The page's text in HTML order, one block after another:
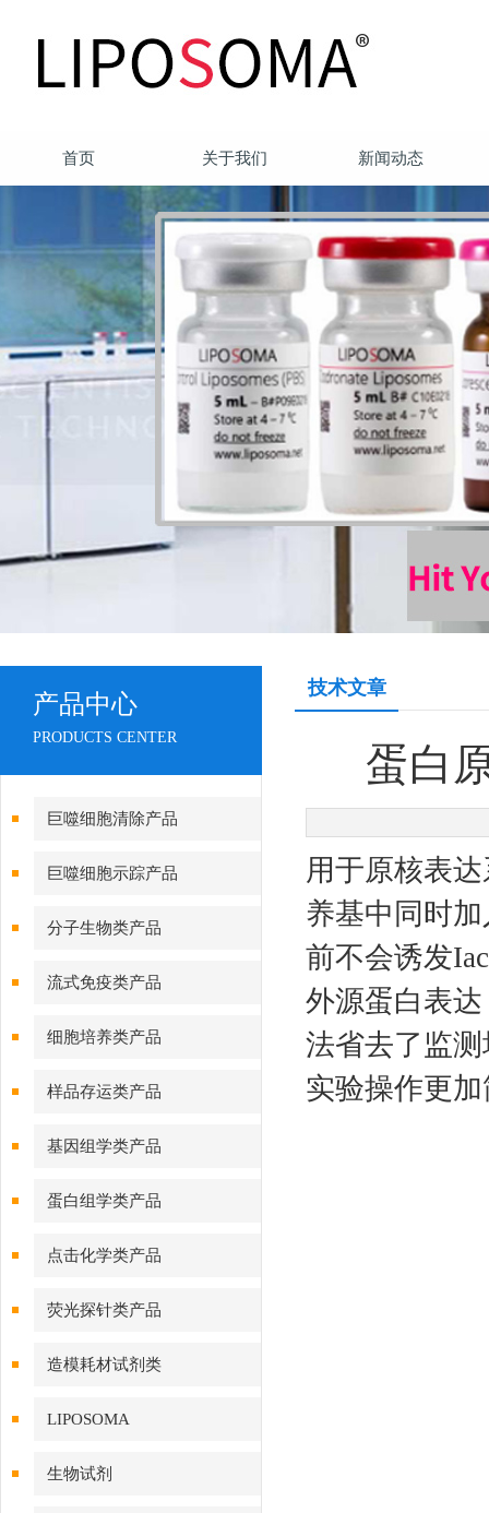
首页 关于我们 新闻动态
产品中心
PRODUCTS CENTER
巨噬细胞清除产品
巨噬细胞示踪产品
分子生物类产品
流式免疫类产品
细胞培养类产品
样品存运类产品
基因组学类产品
蛋白组学类产品
点击化学类产品
荧光探针类产品
造模耗材试剂类
LIPOSOMA
生物试剂
技术文章
蛋白
用于原核表
养基中同时
前不会诱发
外源蛋白表
法省去了监
实验操作更